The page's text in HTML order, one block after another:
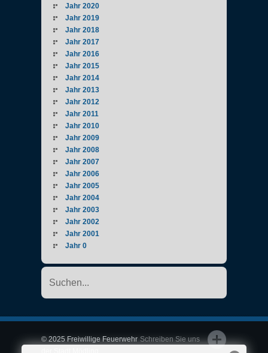
Jahr 2020
Jahr 2019
Jahr 2018
Jahr 2017
Jahr 2016
Jahr 2015
Jahr 2014
Jahr 2013
Jahr 2012
Jahr 2011
Jahr 2010
Jahr 2009
Jahr 2008
Jahr 2007
Jahr 2006
Jahr 2005
Jahr 2004
Jahr 2003
Jahr 2002
Jahr 2001
Jahr 0
Schreiben Sie uns
© 2025 Freiwillige Feuerwehr